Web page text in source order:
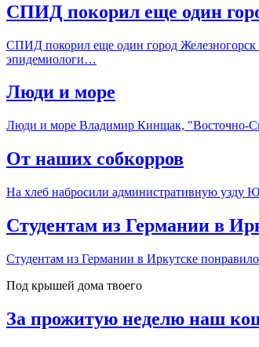
СПИД покорил еще один
СПИД покорил еще один город
эпидемиологи…
Люди и море
Люди и море Владимир Кинщак, "Восточно-
От наших собкорров
На хлеб набросили административную узду
Студентам из Германии в
Студентам из Германии в Иркутске
Под крышей дома твоего
За прожитую неделю наш